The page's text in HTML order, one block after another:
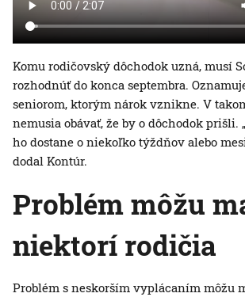
Komu rodičovský dôchodok uzná, musí
rozhodnúť do konca septembra.
seniorom, ktorým nárok vznikne. V
nemusia obávať, že by o dôchodok prišli.
ho dostane o niekoľko týždňov alebo
dodal Kontúr.
Problém môžu
niektorí rodičia
Problém s neskorším vyplácaním môžu